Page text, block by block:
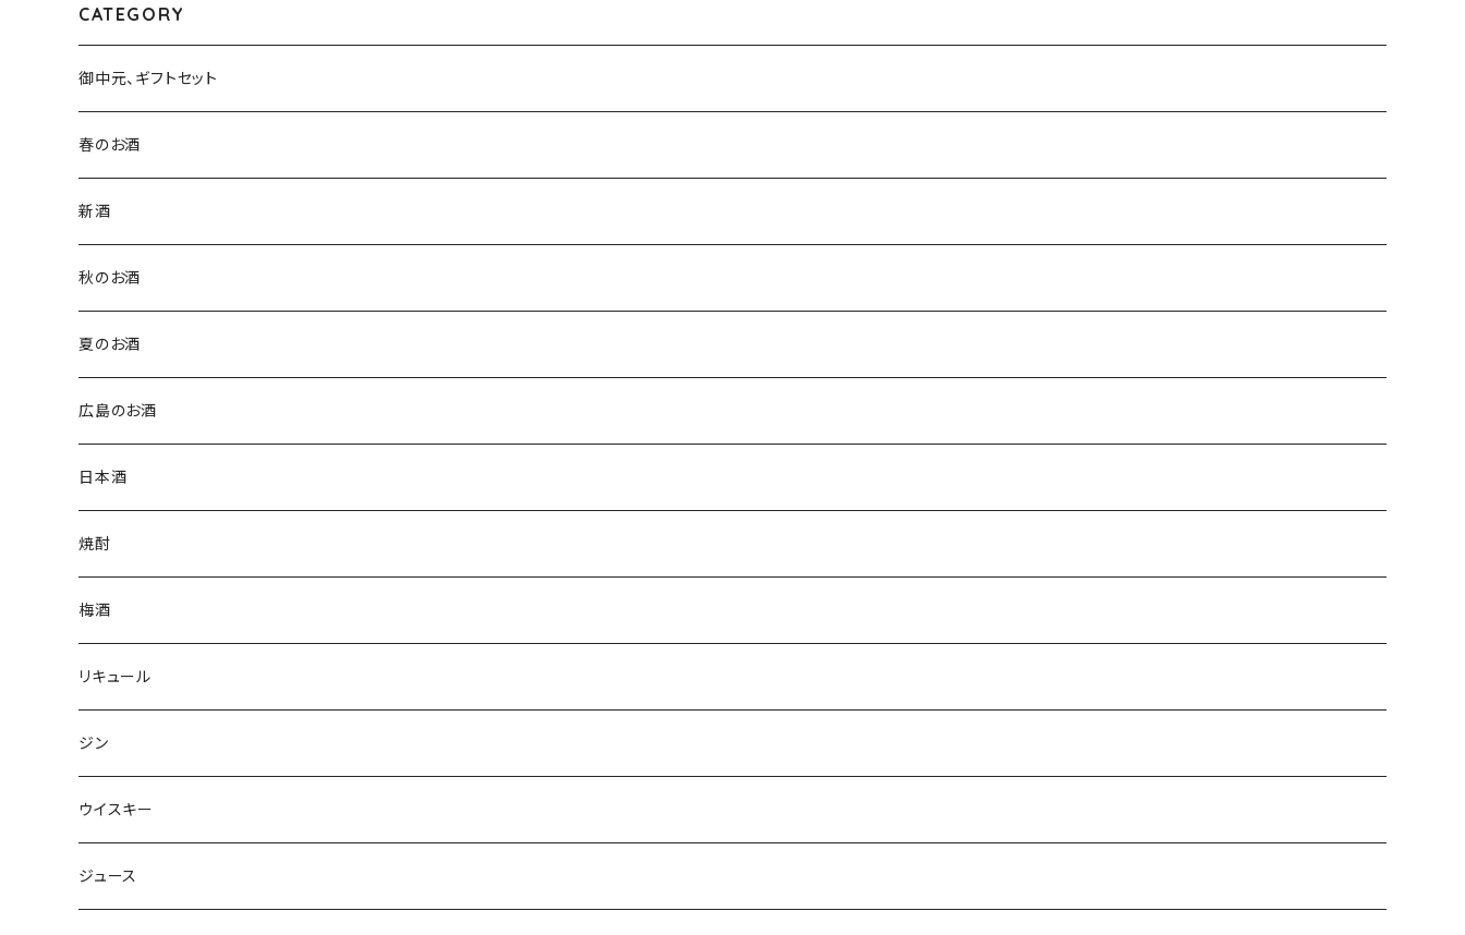
CATEGORY
御中元、ギフトセット
春のお酒
新酒
秋のお酒
夏のお酒
広島のお酒
日本酒
焼酎
梅酒
リキュール
ジン
ウイスキー
ジュース